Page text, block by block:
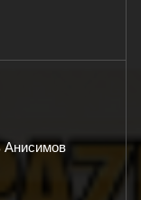
Анисимов